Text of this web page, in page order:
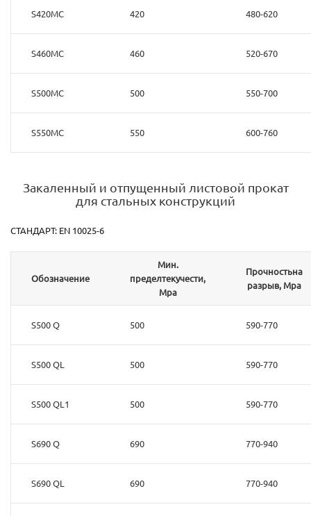
S420MC 420 480-620
S460MC 460 520-670
S500MC 500 550-700
S550MC 550 600-760
Закаленный и отпущенный листовой прокат
для стальных конструкций
СТАНДАРТ: EN 10025-6
Обозначение
Мин.
пределтекучести,
Mpa
Прочностьна
разрыв, Mpa
S500 Q 500 590-770
S500 QL 500 590-770
S500 QL1 500 590-770
S690 Q 690 770-940
S690 QL 690 770-940